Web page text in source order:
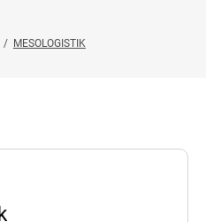
/ MESOLOGISTIK